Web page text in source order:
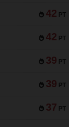
42 PT
42 PT
39 PT
39 PT
37 PT